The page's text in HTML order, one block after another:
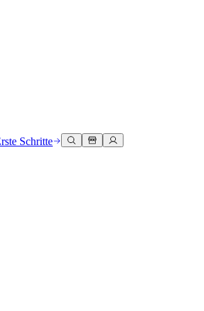
Spiele für jede Plattform
zusammenarbeiten und iterieren
Sie 3D-Projekte in Echtzeit
trainieren
erstellen
überprüfen
kostenlos
mit Unity-Trainern
mit dem Lernen
erfolgreich zu sein
schneller mit Expertenunterstützung
Team
Schritte